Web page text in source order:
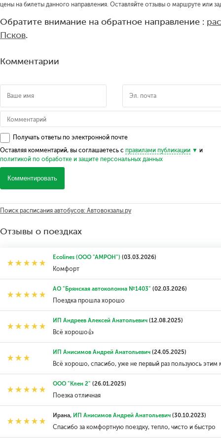
цены на билеты данного направления. Оставляйте отзывы о маршруте или
Обратите внимание на обратное направление :
Псков.
Комментарии
Получать ответы по электронной почте
Оставляя комментарий, вы соглашаетесь с правилами публикации
и
политикой по обработке и защите персональных данных
Комментировать
Поиск расписания автобусов: Автовокзалы.ру
Отзывы о поездках
Ecolines (ООО "АМРОН") (03.03.2026)
Комфорт
АО "Брянская автоколонна №1403" (02.03.2026)
Поездка прошла хорошо
ИП Андреев Алексей Анатольевич(12.08.2025)
Всё хорошо👍
ИП Анисимов Андрей Анатольевич(24.05.2025)
Всё хорошо, спасибо, уже не первый раз пользуюсь
ООО "Клен 2" (26.01.2025)
Поезка отличная
Ирана, ИП Анисимов Андрей Анатольевич(30.10.2023)
Спасибо за комфортную поездку, тепло, чисто и быстро